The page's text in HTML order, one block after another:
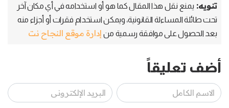
تنويه: يمنع نقل هذا المقال كما هو أو استخدامه في أي مكان آخر
تحت طائلة المساءلة القانونية، ويمكن استخدام فقرات أو أجزاء منه
بعد الحصول على موافقة رسمية من إدارة موقع النجاح نت
أضف تعليقاً